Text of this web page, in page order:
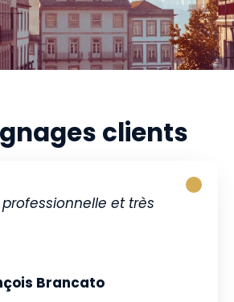
clients
et très
Brancato